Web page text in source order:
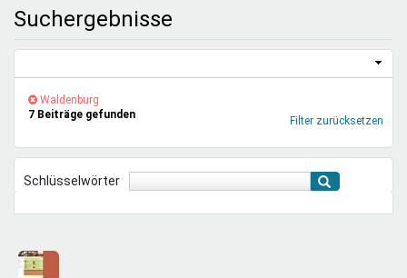
Freizeit & Reisen
Mentoren & Projekte
Schule & Beruf
Suchergebnisse
(-) Waldenburg-
Filter
Waldenburg
Filter zurücksetzen
7 Beiträge gefunden
Schlüsselwörter